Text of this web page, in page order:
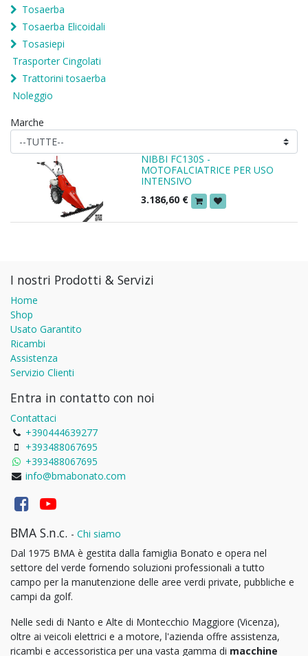
Tosaerba
Tosaerba Elicoidali
Tosasiepi
Trasporter Cingolati
Trattorini tosaerba
Noleggio
Marche
NIBBI FC130S -
MOTOFALCIATRICE PER USO
INTENSIVO
3.186,60 €
I nostri Prodotti & Servizi
Home
Shop
Usato Garantito
Ricambi
Assistenza
Servizio Clienti
Entra in contatto con noi
Contattaci
+390444639277
+393488067695
+393488067695
info@bmabonato.com
BMA S.n.c. - Chi siamo
Dal 1975 BMA è gestita dalla famiglia Bonato e opera nel
settore del verde fornendo soluzioni professionali a tutto
campo per la manutenzione delle aree verdi private, pubbliche e
campi da golf.
Nelle sedi di Nanto e Alte di Montecchio Maggiore (Vicenza),
oltre ai veicoli elettrici e a motore, l'azienda offre assistenza,
ricambi e accessoristica per una vasta gamma di macchine